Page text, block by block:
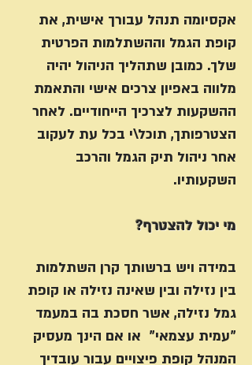
אקסיומה תנהל עבורך אישית, את
קופת הגמל וההשתלמות הפרטית
שלך. כמובן שתהליך הניהול יהיה
מלווה באפיון צרכים אישי והתאמת
ההשקעות לצרכיך הייחודיים. לאחר
הצטרפותך, תוכל\י בכל עת לעקוב
אחר ניהול תיק הגמל והרכב
השקעותיו.
מי יכול להצטרף?
במידה ויש ברשותך קרן השתלמות
בין נזילה ובין שאינה נזילה או קופת
גמל נזילה, אשר חסכת בה במעמד
"עמית עצמאי" או אם הינך מעסיק
המנהל קופת פיצויים עבור עובדיך